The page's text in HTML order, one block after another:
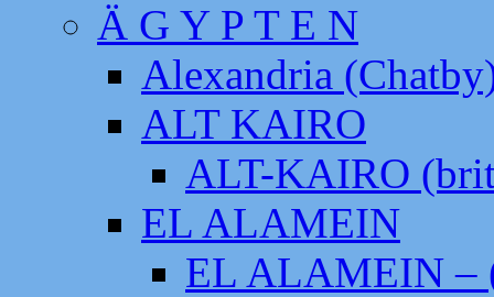
Ä G Y P T E N
Alexandria
ALT KAIRO
ALT-KAIRO
EL ALAMEIN
EL ALAMEIN –